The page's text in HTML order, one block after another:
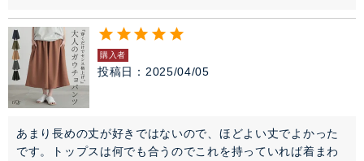
購入者
投稿日 2025/04/05
あまり長めの丈が好きではないので、ほどよい丈でよかった
です。トップスは何でも合うのでこれを持っていれば着まわ